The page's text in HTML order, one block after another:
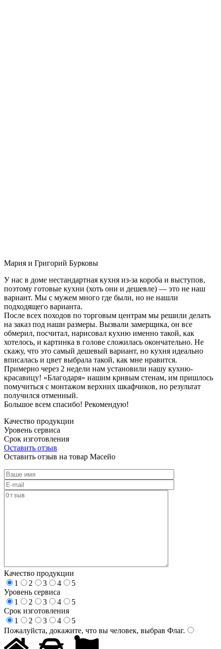
Мария и Григорий Бурковы
У нас в доме нестандартная кухня из-за короба и выступов,
поэтому готовые кухни (хоть они и дешевле) — это не наш
вариант. Мы с мужем много где были, но не нашли
подходящего варианта.
После всех походов по торговым центрам мы решили делать
на заказ под наши размеры. Вызвали замерщика, он все
обмерил, посчитал, нарисовал кухню именно такой, как
хотелось, и картинка в голове сложилась окончательно. Не
скажу, что это самый дешевый вариант, но кухня идеально
вписалась и цвет выбрала такой, как мне нравится.
Примерно через 2 недели нам установили нашу кухню-
красавицу! «Благодаря» нашим кривым стенам, им пришлось
помучиться с монтажом верхних шкафчиков, но результат
получился отменный.
Большое всем спасибо! Рекомендую!
Качество продукции
Уровень сервиса
Срок изготовления
Оставить отзыв
Оставить отзыв на товар Масейо
Качество продукции
1
2 3 4
5
Уровень сервиса
1
2 3 4
5
Срок изготовления
1
2 3 4
5
Пожалуйста, докажите, что вы человек, выбрав Флаг.